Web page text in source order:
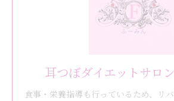
耳つぼダイエットサロ
食事・栄養指導も行っているため、リ